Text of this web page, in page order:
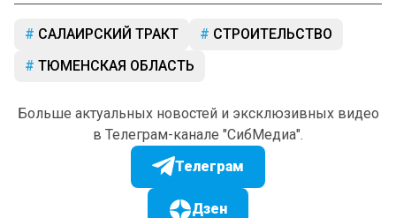
САЛАИРСКИЙ ТРАКТ
СТРОИТЕЛЬСТВО
ТЮМЕНСКАЯ ОБЛАСТЬ
Больше актуальных новостей и эксклюзивных видео
в Телеграм-канале "СибМедиа".
Телеграм
Дзен